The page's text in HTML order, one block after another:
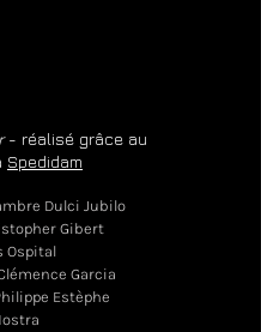
- réalisé grâce au
Spedidam
Dulci Jubilo
Gibert
Ospital
Garcia
Estèphe